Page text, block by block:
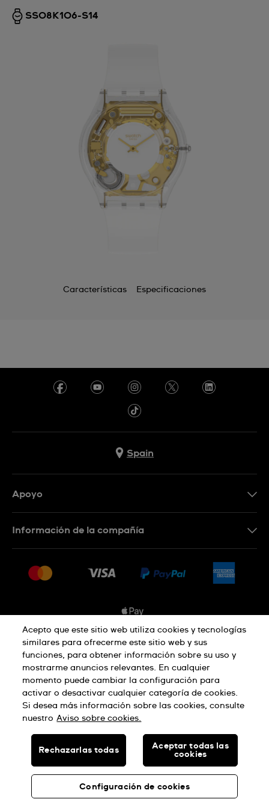
SS08K106-S14
Características Especificaciones
Spain
Apoyo
Devoluciones
Sistema de información
Desistimiento del contrato
Información de la compañía
Empleo
Aviso de privacidad Aviso sobre cookies
Términos de uso
SWISS MADE
© SWATCH AG 2026, TODOS LOS DERECHOS RESERVADOS:
Acepto que este sitio web utiliza cookies y tecnologías
similares para ofrecerme este sitio web y sus
funciones, para obtener información sobre su uso y
mostrarme anuncios relevantes. En cualquier
momento puede cambiar la configuración para
activar o desactivar cualquier categoría de cookies.
Si desea más información sobre las cookies, consulte
nuestro Aviso sobre cookies.
Configuración de cookies
Rechazarlas todas
Aceptar todas las
cookies